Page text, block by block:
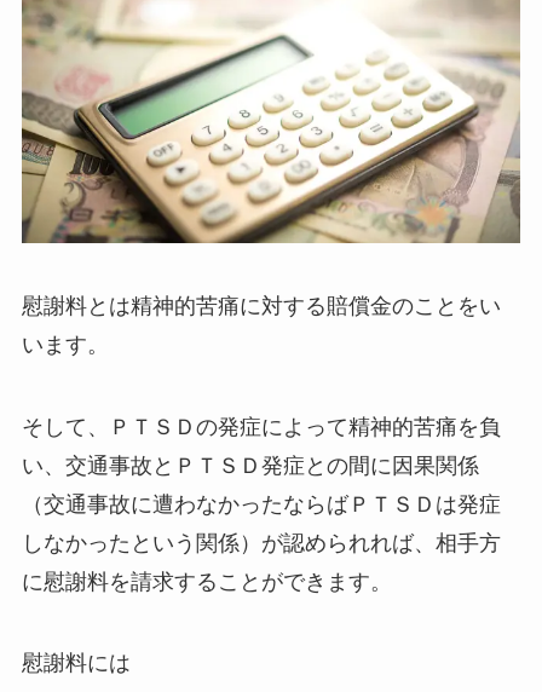
慰謝料とは精神的苦痛に対する賠償金のことをい
います。
そして、ＰＴＳＤの発症によって精神的苦痛を負
い、交通事故とＰＴＳＤ発症との間に因果関係
（交通事故に遭わなかったならばＰＴＳＤは発症
しなかったという関係）が認められれば、相手方
に慰謝料を請求することができます。
慰謝料には